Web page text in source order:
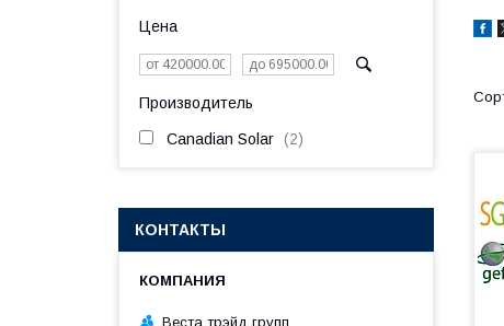
Цена
Производитель
Canadian Solar 2
КОНТАКТЫ
Веста трэйд групп